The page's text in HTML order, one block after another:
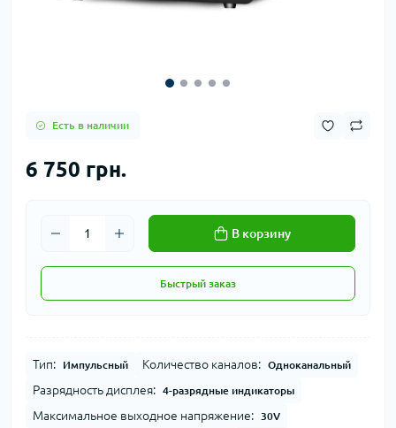
Есть в наличии
6 750 грн.
В корзину
Быстрый заказ
Тип: Импульсный Количество каналов: Одноканальный
Разрядность дисплея: 4-разрядные индикаторы
Максимальное выходное напряжение: 30V